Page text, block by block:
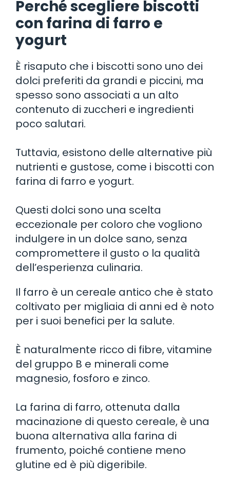
Perché scegliere biscotti
con farina di farro e
yogurt
È risaputo che i biscotti sono uno dei
dolci preferiti da grandi e piccini, ma
spesso sono associati a un alto
contenuto di zuccheri e ingredienti
poco salutari.
Tuttavia, esistono delle alternative più
nutrienti e gustose, come i biscotti con
farina di farro e yogurt.
Questi dolci sono una scelta
eccezionale per coloro che vogliono
indulgere in un dolce sano, senza
compromettere il gusto o la qualità
dell’esperienza culinaria.
Il farro è un cereale antico che è stato
coltivato per migliaia di anni ed è noto
per i suoi benefici per la salute.
È naturalmente ricco di fibre, vitamine
del gruppo B e minerali come
magnesio, fosforo e zinco.
La farina di farro, ottenuta dalla
macinazione di questo cereale, è una
buona alternativa alla farina di
frumento, poiché contiene meno
glutine ed è più digeribile.